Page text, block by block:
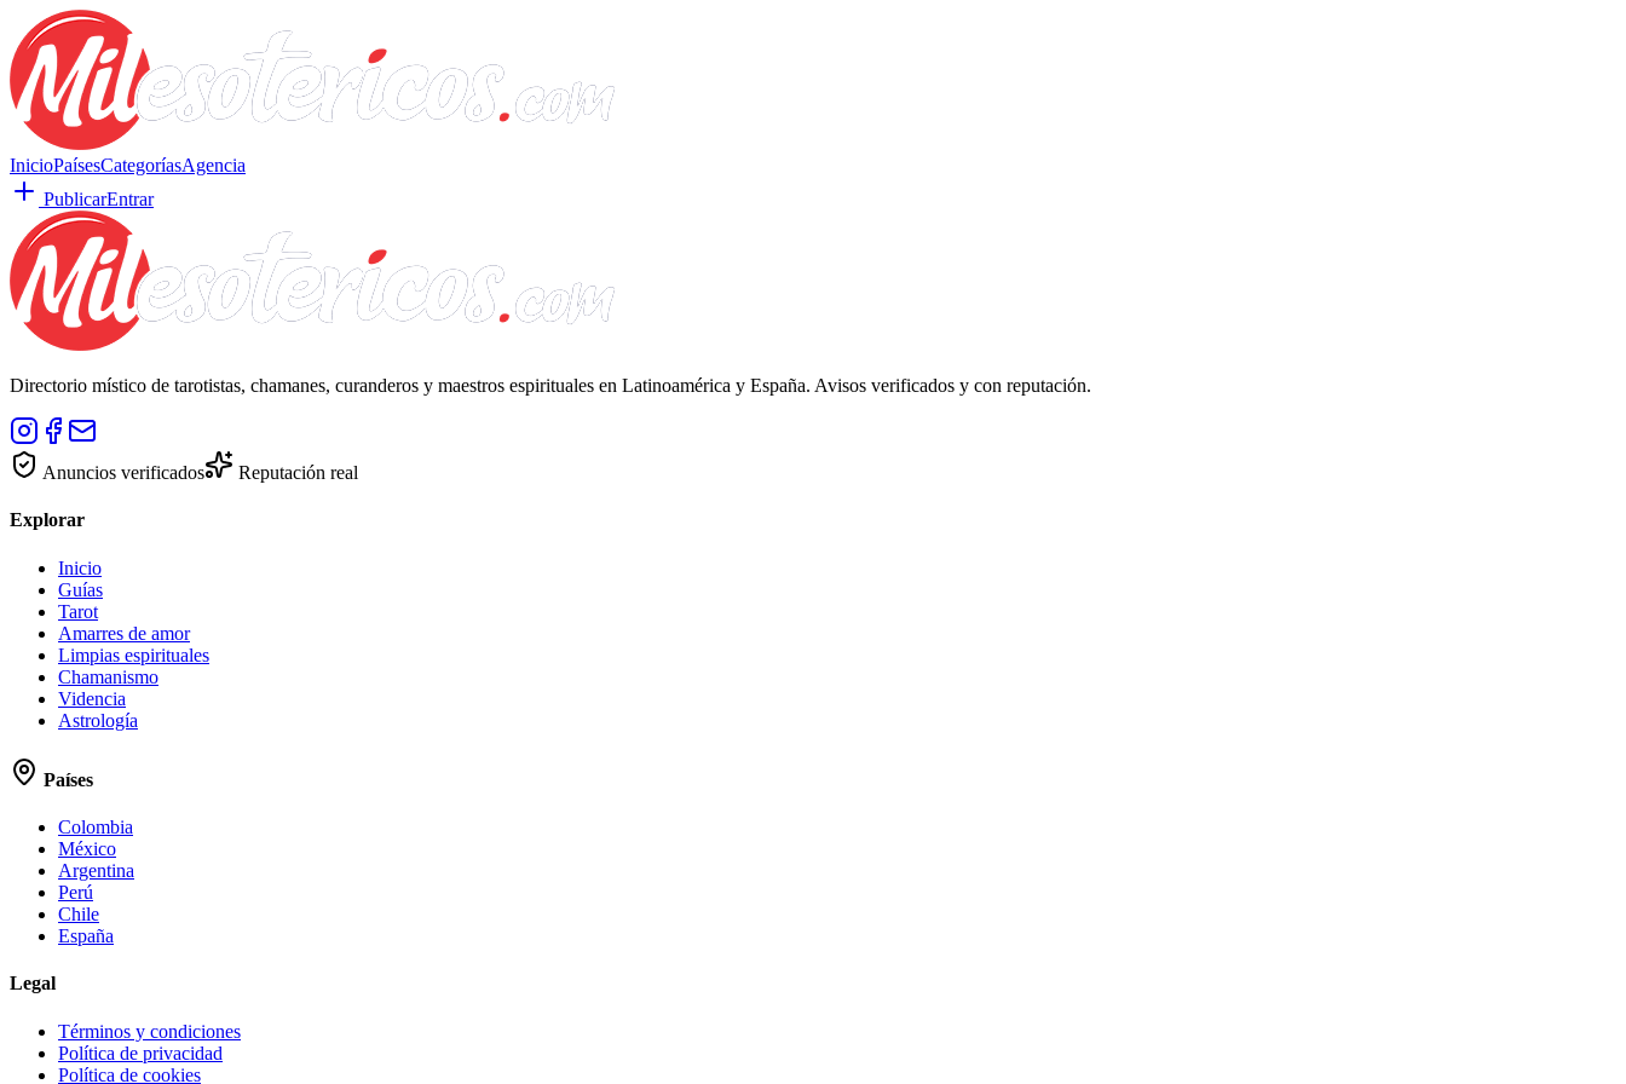
InicioPaísesCategoríasAgencia
PublicarEntrar
Directorio místico de tarotistas, chamanes, curanderos y maestros espirituales en Latinoamérica y España. Avisos verificados y con reputación.
Anuncios verificados Reputación real
Explorar
Inicio
Guías
Tarot
Amarres de amor
Limpias espirituales
Chamanismo
Videncia
Astrología
Países
Colombia
México
Argentina
Perú
Chile
España
Legal
Términos y condiciones
Política de privacidad
Política de cookies